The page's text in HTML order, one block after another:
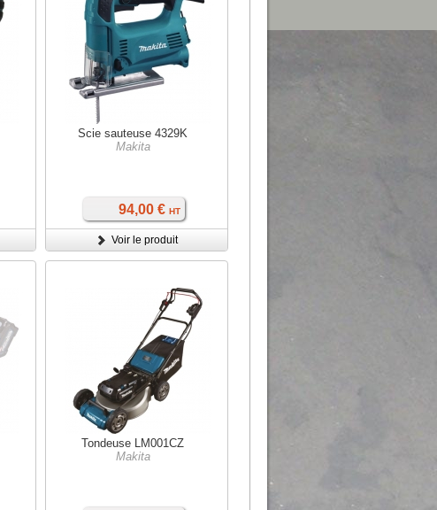
Scie sauteuse 4329K
Makita
94,00 € HT
Voir le produit
Tondeuse LM001CZ
Makita